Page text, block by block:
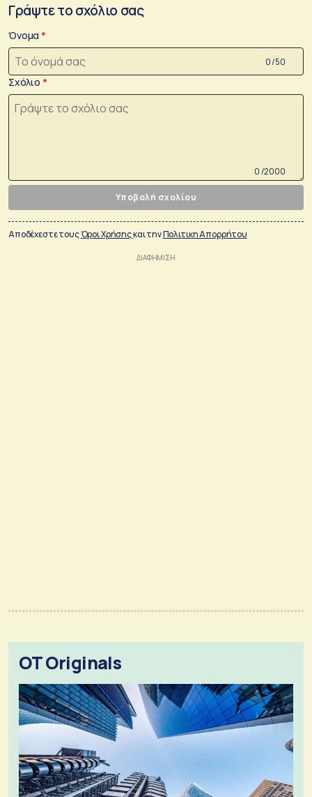
Γράψτε το σχόλιο σας
Όνομα
0 /50
Σχόλιο
0 /2000
Υποβολή σχολίου
Αποδέχεστε τουςΌροι Χρήσηςκαι τηνΠολιτικη Απορρήτου
OT Originals